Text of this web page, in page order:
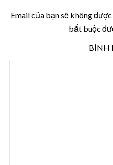
Email của bạn sẽ không
bắt buộc
BÌNH